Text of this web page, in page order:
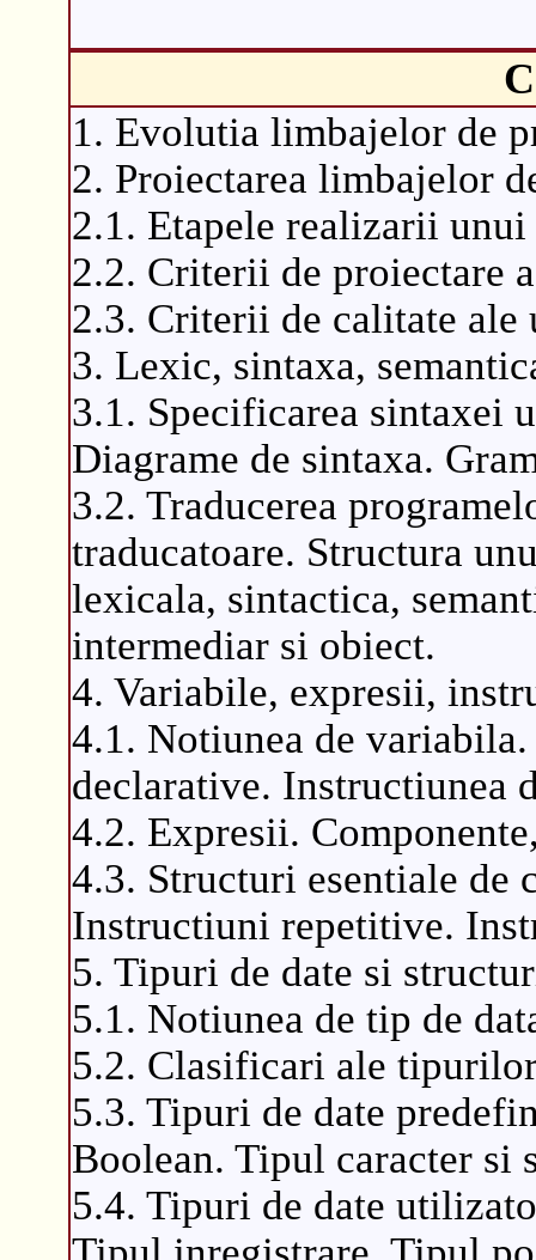
1. Evolutia limbajelor de
2. Proiectarea limbajelor
2.1. Etapele realizarii
2.2. Criterii de proiectare
2.3. Criterii de calitate ale
3. Lexic, sintaxa,
3.1. Specificarea sintaxei
Diagrame de sintaxa.
3.2. Traducerea
traducatoare. Structura
lexicala, sintactica,
intermediar si obiect.
4. Variabile, expresii,
4.1. Notiunea de
declarative. Instructiunea
4.2. Expresii.
4.3. Structuri esentiale
Instructiuni repetitive.
5. Tipuri de date si
5.1. Notiunea de tip de
5.2. Clasificari ale
5.3. Tipuri de date
Boolean. Tipul caracter si
5.4. Tipuri de date